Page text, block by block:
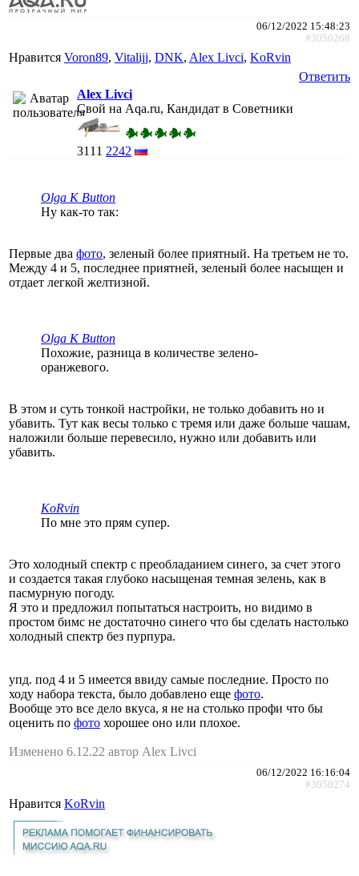
06/12/2022 15:48:23
#3050268
Нравится Voron89, Vitalijj, DNK, Alex Livci, KoRvin
Ответить
Alex Livci
Свой на Aqa.ru, Кандидат в Советники
3111 2242
Olga K Button
Ну как-то так:
Первые два фото, зеленый более приятный. На третьем не то.
Между 4 и 5, последнее приятней, зеленый более насыщен и
отдает легкой желтизной.
Olga K Button
Похожие, разница в количестве зелено-
оранжевого.
В этом и суть тонкой настройки, не только добавить но и
убавить. Тут как весы только с тремя или даже больше чашам,
наложили больше перевесило, нужно или добавить или
убавить.
KoRvin
По мне это прям супер.
Это холодный спектр с преобладанием синего, за счет этого
и создается такая глубоко насыщеная темная зелень, как в
пасмурную погоду.
Я это и предложил попытаться настроить, но видимо в
простом бимс не достаточно синего что бы сделать настолько
холодный спектр без пурпура.
упд. под 4 и 5 имеется ввиду самые последние. Просто по
ходу набора текста, было добавлено еще фото.
Вообще это все дело вкуса, я не на столько профи что бы
оценить по фото хорошее оно или плохое.
Изменено 6.12.22 автор Alex Livci
06/12/2022 16:16:04
#3050274
Нравится KoRvin